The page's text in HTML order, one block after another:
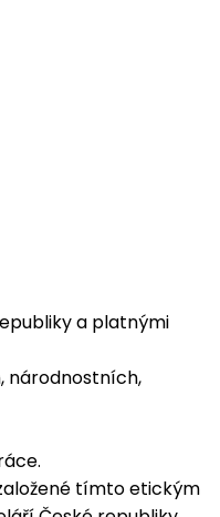
a platnými
národnostních,
tímto etickým